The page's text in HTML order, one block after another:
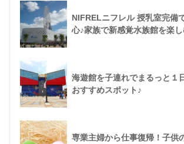
NIFRELニフレル 授乳室完備
心♪家族で新感覚水族館を楽し
海遊館を子連れでまるっと１
おすすめスポット♪
専業主婦から仕事復帰！子供